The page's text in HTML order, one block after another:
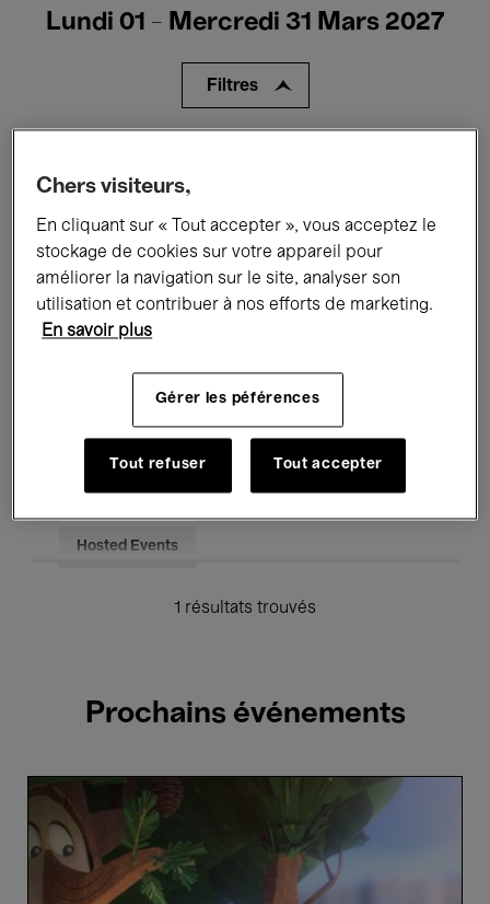
Lundi 01 - Mercredi 31 Mars 2027
Filtres
Rencontres & Débats Jazz
Musique classique Global Music
Pour tous Kids’ Palace
Enseignement Visites guidées
Hosted Events
1 résultats trouvés
Prochains événements
Anima
Tour
Kids
(4+)
Chers visiteurs,
En cliquant sur « Tout accepter », vous acceptez le
stockage de cookies sur votre appareil pour
améliorer la navigation sur le site, analyser son
utilisation et contribuer à nos efforts de marketing.
En savoir plus
Gérer les péférences
Tout refuser Tout accepter